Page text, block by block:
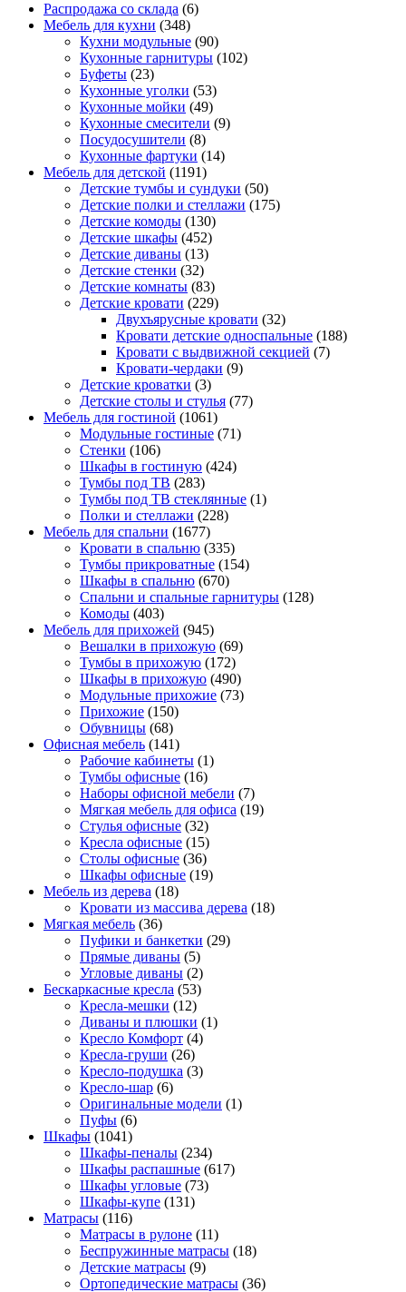
Распродажа со склада (6)
Мебель для кухни (348)
Кухни модульные (90)
Кухонные гарнитуры (102)
Буфеты (23)
Кухонные уголки (53)
Кухонные мойки (49)
Кухонные смесители (9)
Посудосушители (8)
Кухонные фартуки (14)
Мебель для детской (1191)
Детские тумбы и сундуки (50)
Детские полки и стеллажи (175)
Детские комоды (130)
Детские шкафы (452)
Детские диваны (13)
Детские стенки (32)
Детские комнаты (83)
Детские кровати (229)
Двухъярусные кровати (32)
Кровати детские односпальные (188)
Кровати с выдвижной секцией (7)
Кровати-чердаки (9)
Детские кроватки (3)
Детские столы и стулья (77)
Мебель для гостиной (1061)
Модульные гостиные (71)
Стенки (106)
Шкафы в гостиную (424)
Тумбы под ТВ (283)
Тумбы под ТВ стеклянные (1)
Полки и стеллажи (228)
Мебель для спальни (1677)
Кровати в спальню (335)
Тумбы прикроватные (154)
Шкафы в спальню (670)
Спальни и спальные гарнитуры (128)
Комоды (403)
Мебель для прихожей (945)
Вешалки в прихожую (69)
Тумбы в прихожую (172)
Шкафы в прихожую (490)
Модульные прихожие (73)
Прихожие (150)
Обувницы (68)
Офисная мебель (141)
Рабочие кабинеты (1)
Тумбы офисные (16)
Наборы офисной мебели (7)
Мягкая мебель для офиса (19)
Стулья офисные (32)
Кресла офисные (15)
Столы офисные (36)
Шкафы офисные (19)
Мебель из дерева (18)
Кровати из массива дерева (18)
Мягкая мебель (36)
Пуфики и банкетки (29)
Прямые диваны (5)
Угловые диваны (2)
Бескаркасные кресла (53)
Кресла-мешки (12)
Диваны и плюшки (1)
Кресло Комфорт (4)
Кресла-груши (26)
Кресло-подушка (3)
Кресло-шар (6)
Оригинальные модели (1)
Пуфы (6)
Шкафы (1041)
Шкафы-пеналы (234)
Шкафы распашные (617)
Шкафы угловые (73)
Шкафы-купе (131)
Матрасы (116)
Матрасы в рулоне (11)
Беспружинные матрасы (18)
Детские матрасы (9)
Ортопедические матрасы (36)